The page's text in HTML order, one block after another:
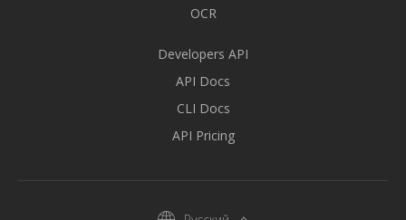
OCR
Developers API
API Docs
CLI Docs
API Pricing